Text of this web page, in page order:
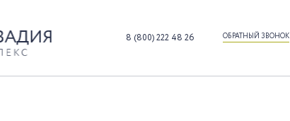
8 (800) 222 48 26 ОБРАТНЫЙ ЗВОНОК